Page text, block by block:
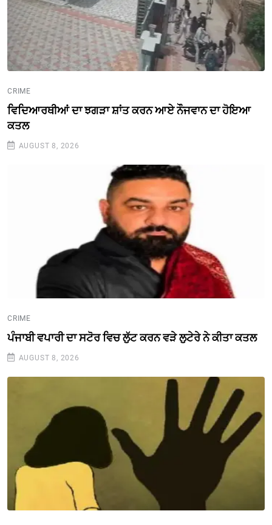
CRIME
ਵਿਦਿਆਰਥੀਆਂ ਦਾ ਝਗੜਾ ਸ਼ਾਂਤ ਕਰਨ ਆਏ ਨੌਜਵਾਨ ਦਾ ਹੋਇਆ
ਕਤਲ
AUGUST 8, 2026
CRIME
ਪੰਜਾਬੀ ਵਪਾਰੀ ਦਾ ਸਟੋਰ ਵਿਚ ਲੁੱਟ ਕਰਨ ਵੜੇ ਲੁਟੇਰੇ ਨੇ ਕੀਤਾ ਕਤਲ
AUGUST 8, 2026